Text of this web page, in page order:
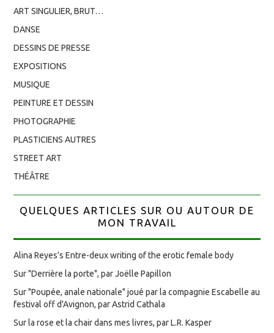
ART SINGULIER, BRUT…
DANSE
DESSINS DE PRESSE
EXPOSITIONS
MUSIQUE
PEINTURE ET DESSIN
PHOTOGRAPHIE
PLASTICIENS AUTRES
STREET ART
THÉÂTRE
QUELQUES ARTICLES SUR OU AUTOUR DE
MON TRAVAIL
Alina Reyes’s Entre-deux writing of the erotic female body
Sur "Derrière la porte", par Joëlle Papillon
Sur "Poupée, anale nationale" joué par la compagnie Escabelle au
festival off d'Avignon, par Astrid Cathala
Sur la rose et la chair dans mes livres, par L.R. Kasper